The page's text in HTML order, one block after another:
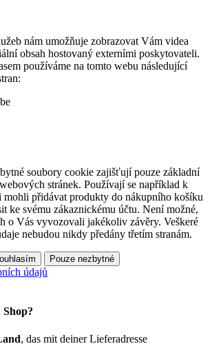
nám umožňuje zobrazovat Vám videa
obsah hostovaný externími poskytovateli.
používáme na tomto webu následující
soubory cookie zajišťují pouze základní
stránek. Používají se například k
mohli přidávat produkty do nákupního košíku
ke svému zákaznickému účtu. Není možné,
o Vás vyvozovali jakékoliv závěry. Veškeré
nebudou nikdy předány třetím stranám.
Pouze nezbytné
údajů
, das mit deiner Lieferadresse